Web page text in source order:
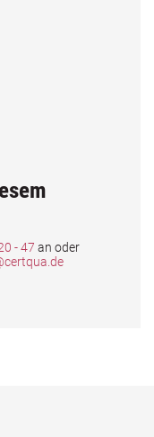
- 47 an oder